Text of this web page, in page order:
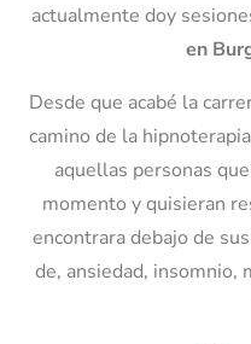
actualmente doy
en
Desde que acabé la
camino de la
aquellas personas
momento y quisieran
encontrara debajo de
de, ansiedad, insomnio,